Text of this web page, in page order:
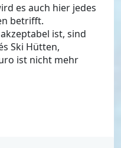
es auch hier jedes
betrifft.
ist, sind
Ski Hütten,
ist nicht mehr